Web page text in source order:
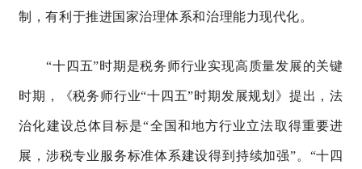
制，有利于推进国家治理体系和治理能力现代化。
“十四五”时期是税务师行业实现高质量发展的关键
时期，《税务师行业“十四五”时期发展规划》提出，法
治化建设总体目标是“全国和地方行业立法取得重要进
展，涉税专业服务标准体系建设得到持续加强”。“十四